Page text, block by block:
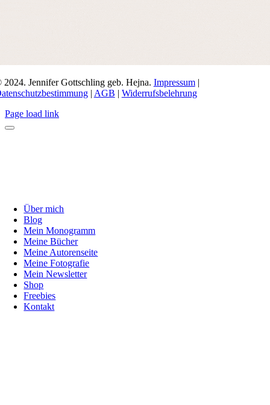
2024. Jennifer Gottschling geb. Hejna. Impressum|
| AGB | Widerrufsbelehrung
Page load link
Über mich
Blog
Mein Monogramm
Meine Bücher
Meine Autorenseite
Meine Fotografie
Mein Newsletter
Shop
Freebies
Kontakt